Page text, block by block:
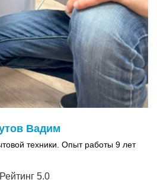
Вадим
техники. Опыт работы 9 лет
Рейтинг 5.0